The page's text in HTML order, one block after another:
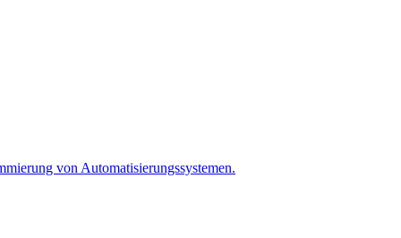
von Automatisierungssystemen.